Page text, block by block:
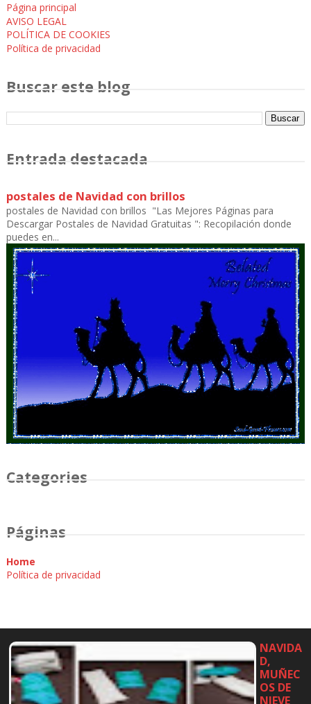
Página principal
AVISO LEGAL
POLÍTICA DE COOKIES
Política de privacidad
Buscar este blog
Entrada destacada
postales de Navidad con brillos
postales de Navidad con brillos "Las Mejores Páginas para
Descargar Postales de Navidad Gratuitas ": Recopilación donde
puedes en...
Categories
Páginas
Home
Política de privacidad
NAVIDA
D,
MUÑEC
OS DE
NIEVE